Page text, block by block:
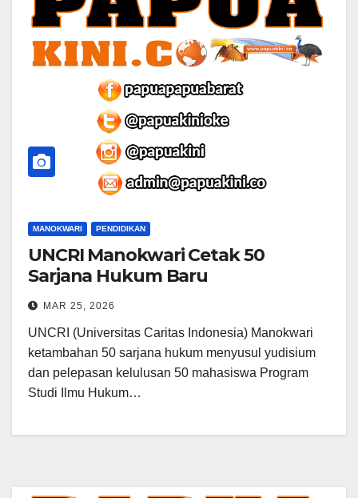
MANOKWARI PENDIDIKAN
UNCRI Manokwari Cetak 50
Sarjana Hukum Baru
MAR 25, 2026
UNCRI (Universitas Caritas Indonesia) Manokwari
ketambahan 50 sarjana hukum menyusul yudisium
dan pelepasan kelulusan 50 mahasiswa Program
Studi Ilmu Hukum…